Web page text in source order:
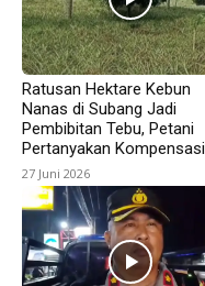
Ratusan Hektare Kebun
Nanas di Subang Jadi
Pembibitan Tebu, Petani
Pertanyakan Kompensasi
27 Juni 2026